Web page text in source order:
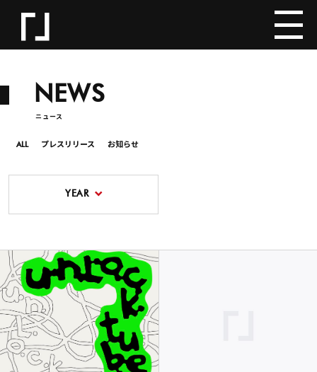
NEWS
ニュース
ALL プレスリリース お知らせ
YEAR